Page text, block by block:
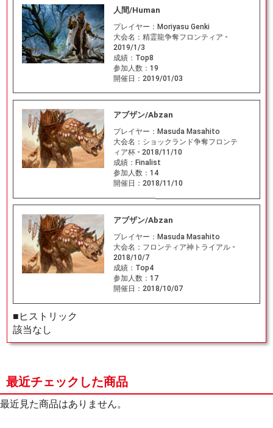
人間/Human
プレイヤー： Moriyasu Genki
大会名： 精霊龍争奪フロンティア -
2019/1/3
成績： Top8
参加人数： 19
開催日： 2019/01/03
アブザン/Abzan
プレイヤー： Masuda Masahito
大会名： ショックランド争奪フロンテ
ィア杯 - 2018/11/10
成績： Finalist
参加人数： 14
開催日： 2018/11/10
アブザン/Abzan
プレイヤー： Masuda Masahito
大会名： フロンティア神トライアル -
2018/10/7
成績： Top4
参加人数： 17
開催日： 2018/10/07
■ヒストリック
該当なし
最近チェックした商品
最近見た商品はありません。